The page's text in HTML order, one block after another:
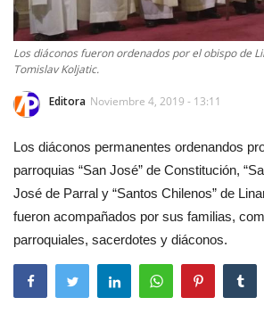
Los diáconos fueron ordenados por el obispo de
Tomislav Koljatic.
Editora Noviembre 4, 2019 - 13:11
Los diáconos permanentes ordenandos
parroquias “San José” de Constitución,
José de Parral y “Santos Chilenos” de
fueron acompañados por sus familias,
parroquiales, sacerdotes y diáconos.